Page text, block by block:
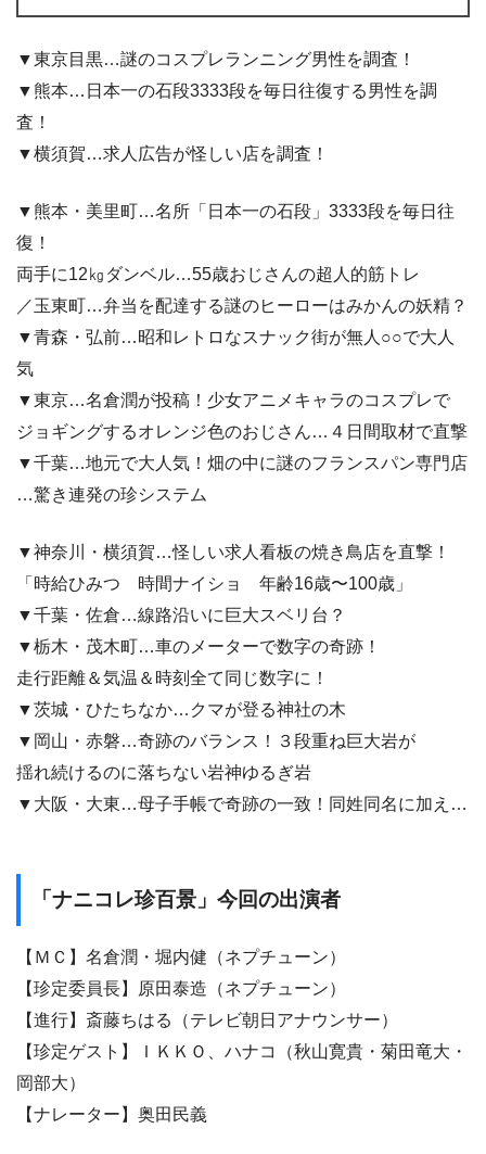
▼東京目黒…謎のコスプレランニング男性を調査！
▼熊本…日本一の石段3333段を毎日往復する男性を調
査！
▼横須賀…求人広告が怪しい店を調査！
▼熊本・美里町…名所「日本一の石段」3333段を毎日往
復！
両手に12㎏ダンベル…55歳おじさんの超人的筋トレ
／玉東町…弁当を配達する謎のヒーローはみかんの妖精？
▼青森・弘前…昭和レトロなスナック街が無人○○で大人
気
▼東京…名倉潤が投稿！少女アニメキャラのコスプレで
ジョギングするオレンジ色のおじさん…４日間取材で直撃
▼千葉…地元で大人気！畑の中に謎のフランスパン専門店
…驚き連発の珍システム
▼神奈川・横須賀…怪しい求人看板の焼き鳥店を直撃！
「時給ひみつ 時間ナイショ 年齢16歳〜100歳」
▼千葉・佐倉…線路沿いに巨大スベリ台？
▼栃木・茂木町…車のメーターで数字の奇跡！
走行距離＆気温＆時刻全て同じ数字に！
▼茨城・ひたちなか…クマが登る神社の木
▼岡山・赤磐…奇跡のバランス！３段重ね巨大岩が
揺れ続けるのに落ちない岩神ゆるぎ岩
▼大阪・大東…母子手帳で奇跡の一致！同姓同名に加え…
「ナニコレ珍百景」今回の出演者
【ＭＣ】名倉潤・堀内健（ネプチューン）
【珍定委員長】原田泰造（ネプチューン）
【進行】斎藤ちはる（テレビ朝日アナウンサー）
【珍定ゲスト】ＩＫＫＯ、ハナコ（秋山寛貴・菊田竜大・
岡部大）
【ナレーター】奥田民義